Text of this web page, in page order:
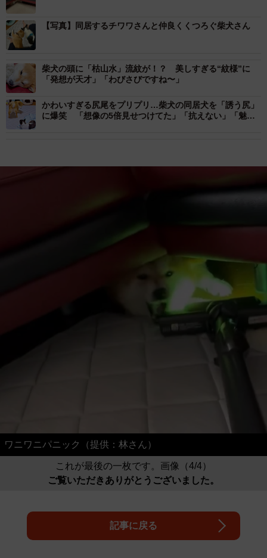
【写真】同居するチワワさんと仲良くくつろぐ柴犬さん
柴犬の頭に「枯山水」流紋が！？ 美しすぎる“紋様”に
「発想が天才」「わびさびですね〜」
かわいすぎる尻尾をプリプリ…柴犬の同居犬を「誘う尻」
に爆笑 「想像の5倍見せつけてた」「抗えない」「魅惑
ワニワニパニック（提供：林さん）
これが最後の一枚です。画像（4/4）
ご覧いただきありがとうございました。
記事に戻る